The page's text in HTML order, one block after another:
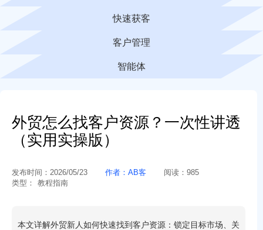
快速获客
客户管理
智能体
外贸怎么找客户资源？一次性讲透
（实用实操版）
发布时间： 2026/05/23 作者： AB客 阅读： 985
类型：
教程指南
本文详解外贸新人如何快速找到客户资源：锁定目标市场、关